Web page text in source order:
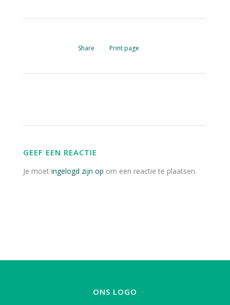
Share Print page
GEEF EEN REACTIE
Je moet ingelogd zijn op om een reactie te plaatsen.
ONS LOGO